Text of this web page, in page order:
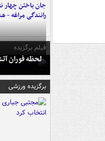
جان باختن چهار
رانندگی مراغه -
فیلم برگزیده
لحظه فوران
برگزیده ورزشی